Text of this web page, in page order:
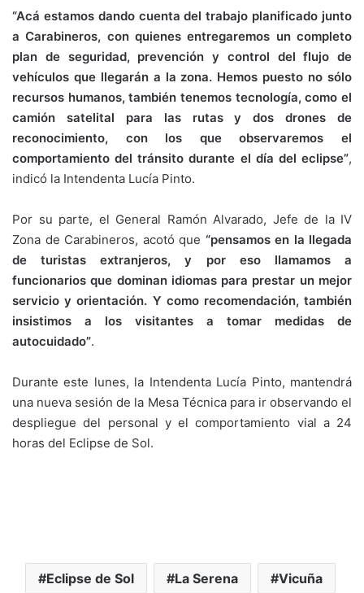
“Acá estamos dando cuenta del trabajo planificado junto
a Carabineros, con quienes entregaremos un completo
plan de seguridad, prevención y control del flujo de
vehículos que llegarán a la zona. Hemos puesto no sólo
recursos humanos, también tenemos tecnología, como el
camión satelital para las rutas y dos drones de
reconocimiento, con los que observaremos el
comportamiento del tránsito durante el día del eclipse”,
indicó la Intendenta Lucía Pinto.
Por su parte, el General Ramón Alvarado, Jefe de la IV
Zona de Carabineros, acotó que “pensamos en la llegada
de turistas extranjeros, y por eso llamamos a
funcionarios que dominan idiomas para prestar un mejor
servicio y orientación. Y como recomendación, también
insistimos a los visitantes a tomar medidas de
autocuidado”.
Durante este lunes, la Intendenta Lucía Pinto, mantendrá
una nueva sesión de la Mesa Técnica para ir observando el
despliegue del personal y el comportamiento vial a 24
horas del Eclipse de Sol.
Eclipse de Sol La Serena Vicuña